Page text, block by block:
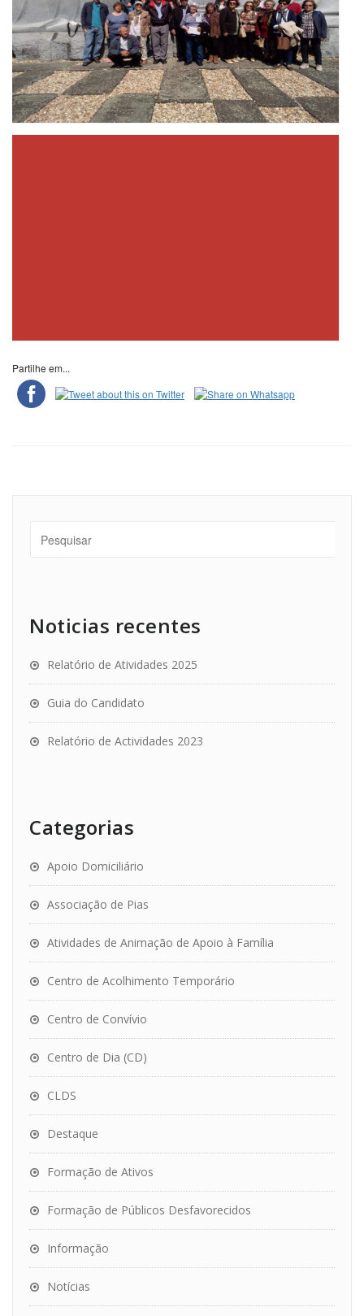
Partilhe em...
Noticias recentes
Relatório de Atividades 2025
Guia do Candidato
Relatório de Actividades 2023
Categorias
Apoio Domiciliário
Associação de Pias
Atividades de Animação de Apoio à Família
Centro de Acolhimento Temporário
Centro de Convívio
Centro de Dia (CD)
CLDS
Destaque
Formação de Ativos
Formação de Públicos Desfavorecidos
Informação
Notícias